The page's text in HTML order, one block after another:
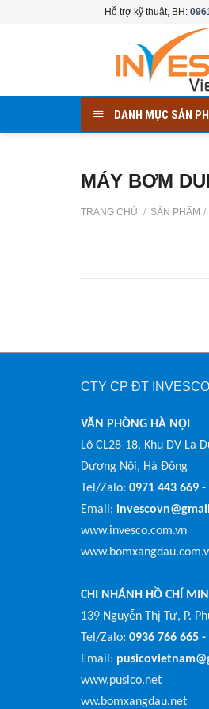
Hỗ trợ kỹ thuật, BH:
DANH MỤC SẢN
MÁY BƠM
TRANG CHỦ / SẢN PHẨM /
CTY CP ĐT
VĂN PHÒNG HÀ NỘI
Lô CL28-18, Khu DV La
Dương Nội, Hà Đông
Tel/Zalo: 0971 443 669
Email:
www.invesco.com.vn
CHI NHÁNH HỒ CHÍ
139 Nguyễn Thị Tư, P.
Tel/Zalo: 0936 766 665
Email:
www.pusico.net
ww.bomxangdau.net